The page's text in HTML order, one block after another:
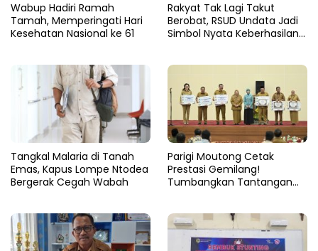
Wabup Hadiri Ramah
Tamah, Memperingati Hari
Kesehatan Nasional ke 61
Rakyat Tak Lagi Takut
Berobat, RSUD Undata Jadi
Simbol Nyata Keberhasilan
Tangkal Malaria di Tanah
Emas, Kapus Lompe Ntodea
Bergerak Cegah Wabah
Parigi Moutong Cetak
Prestasi Gemilang!
Tumbangkan Tantangan
Sulteng 2024